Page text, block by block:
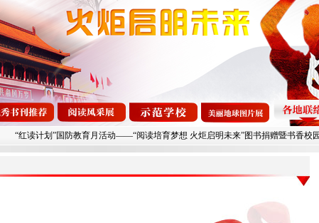
“红读计划”国防教育月活动——“阅读培育梦想 火炬启明未来”图书捐赠暨书香校园建